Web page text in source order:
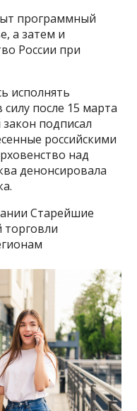
программный
а затем и
России при
исполнять
после 15 марта
подписал
российскими
над
денонсировала
Старейшие
торговли